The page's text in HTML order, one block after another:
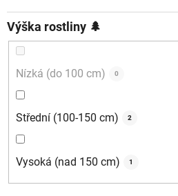
Výška rostliny 🌲
Nízká (do 100 cm) 0
Střední (100-150 cm) 2
Vysoká (nad 150 cm) 1